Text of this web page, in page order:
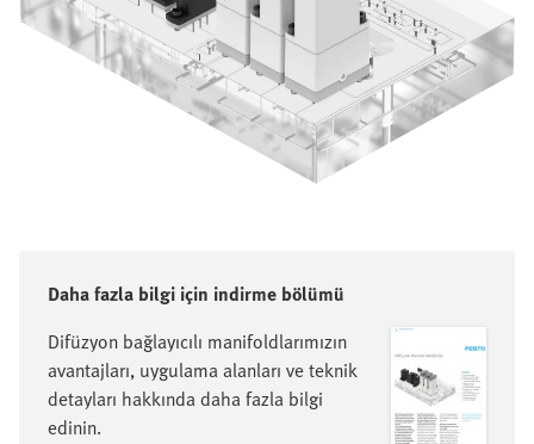
Daha fazla bilgi için indirme bölümü
Difüzyon bağlayıcılı manifoldlarımızın
avantajları, uygulama alanları ve teknik
detayları hakkında daha fazla bilgi
edinin.